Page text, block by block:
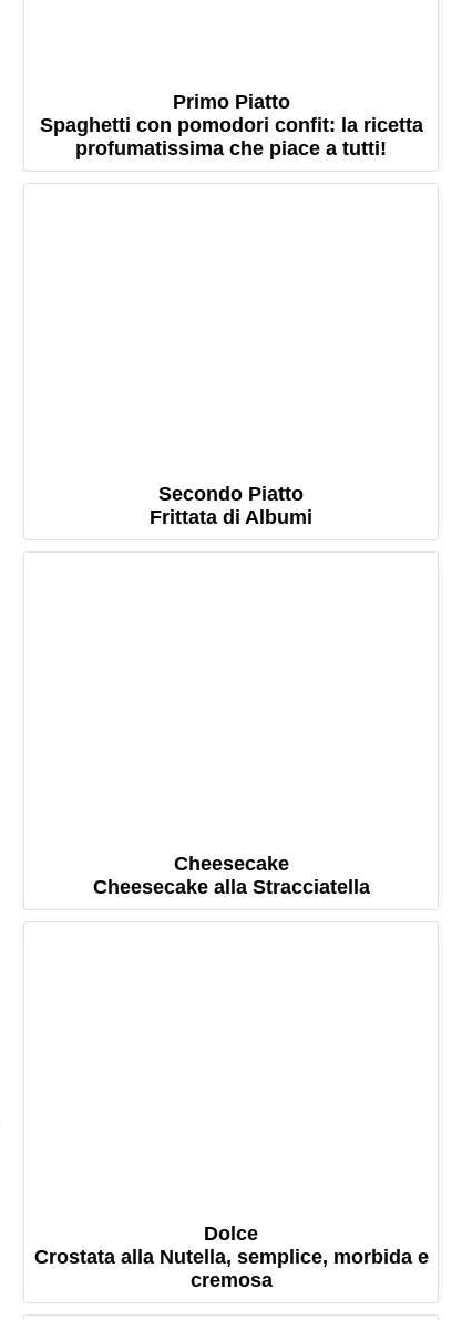
Primo Piatto
Spaghetti con pomodori confit: la ricetta
profumatissima che piace a tutti!
Secondo Piatto
Frittata di Albumi
Cheesecake
Cheesecake alla Stracciatella
Dolce
Crostata alla Nutella, semplice, morbida e
cremosa